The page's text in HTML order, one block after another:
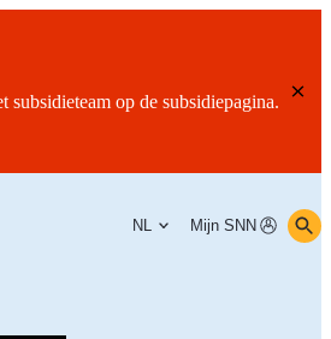
subsidieteam op de subsidiepagina.
NL Mijn SNN